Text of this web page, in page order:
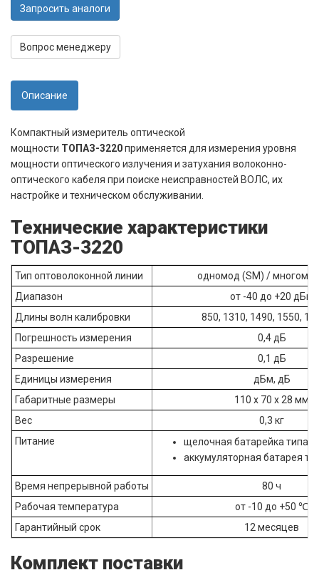
Запросить аналоги
Вопрос менеджеру
Описание
Компактный измеритель оптической
мощности ТОПАЗ-3220применяется для измерения уровня
мощности оптического излучения и затухания волоконно-
оптического кабеля при поиске неисправностей ВОЛС, их
настройке и техническом обслуживании.
Технические характеристики
ТОПАЗ-3220
Тип оптоволоконной линии
одномод (SM) /
Диапазон
от -40 до +20 дБм
Длины волн калибровки
850, 1310, 1490, 1550,
Погрешность измерения
0,4 дБ
Разрешение
0,1 дБ
Единицы измерения
дБм, дБ
Габаритные размеры
110 х 70 х 28 мм
Вес
0,3 кг
Питание
щелочная батарейка типа
аккумуляторная батарея
Время непрерывной работы
80 ч
Рабочая температура
от -10 до +50 ℃
Гарантийный срок
12 месяцев
Комплект поставки